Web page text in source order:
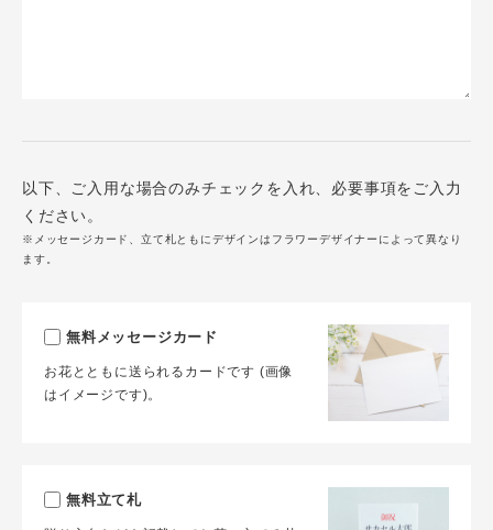
以下、ご入用な場合のみチェックを入れ、必要事項をご入力
ください。
※メッセージカード、立て札ともにデザインはフラワーデザイナーによって異なり
ます。
無料メッセージカード
お花とともに送られるカードです (画像
はイメージです)。
無料立て札